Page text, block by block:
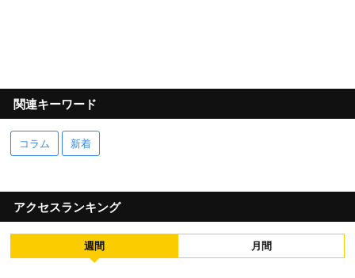
関連キーワード
コラム 新着
アクセスランキング
週間 月間